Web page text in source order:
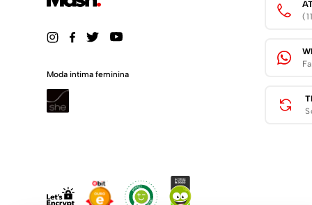
Moda intima feminina